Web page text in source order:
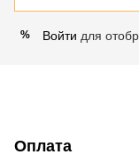
% Войти для
Оплата